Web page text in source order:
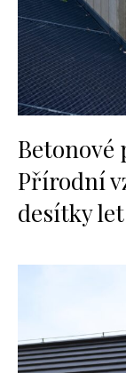
Betonové
Přírodní
desítky let